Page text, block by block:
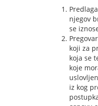
njegov
se
koji za
koja se
koje
iz kog